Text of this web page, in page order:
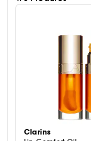
Clarins